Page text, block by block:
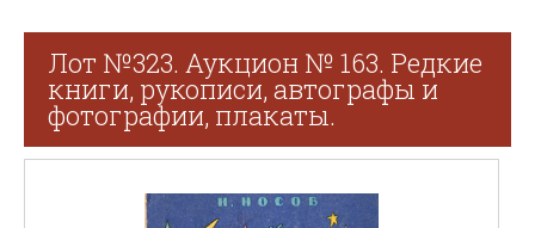
Лот №323. Аукцион № 163. Редкие
книги, рукописи, автографы и
фотографии, плакаты.